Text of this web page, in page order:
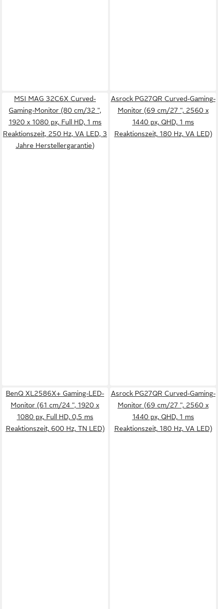
MSI MAG 32C6X Curved-
Gaming-Monitor (80 cm/32 ",
1920 x 1080 px, Full HD, 1 ms
Reaktionszeit, 250 Hz, VA LED, 3
Jahre Herstellergarantie)
Asrock PG27QR Curved-Gaming-
Monitor (69 cm/27 ", 2560 x
1440 px, QHD, 1 ms
Reaktionszeit, 180 Hz, VA LED)
BenQ XL2586X+ Gaming-LED-
Monitor (61 cm/24 ", 1920 x
1080 px, Full HD, 0,5 ms
Reaktionszeit, 600 Hz, TN LED)
Asrock PG27QR Curved-Gaming-
Monitor (69 cm/27 ", 2560 x
1440 px, QHD, 1 ms
Reaktionszeit, 180 Hz, VA LED)